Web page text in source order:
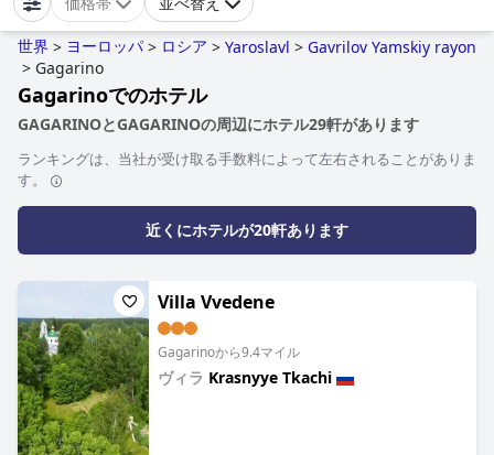
世界 > ヨーロッパ > ロシア > Yaroslavl > Gavrilov Yamskiy rayon
> Gagarino
Gagarinoでのホテル
GAGARINOとGAGARINOの周辺にホテル29軒があります
ランキングは、当社が受け取る手数料によって左右されることがありま
す。
近くにホテルが20軒あります
Villa Vvedene
Gagarinoから9.4マイル
ヴィラ Krasnyye Tkachi